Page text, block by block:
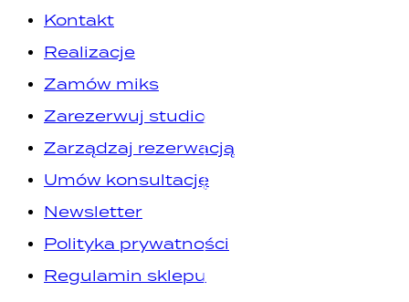
Kontakt
Realizacje
Zamów miks
Zarezerwuj studio
Zarządzaj rezerwacją
Umów konsultację
Newsletter
Polityka prywatności
Regulamin sklepu